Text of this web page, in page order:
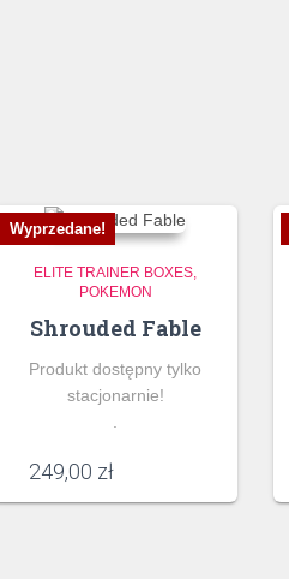
Wyprzedane!
ELITE TRAINER BOXES
POKEMON
Shrouded Fable
Produkt dostępny tylko
stacjonarnie!
249,00 zł